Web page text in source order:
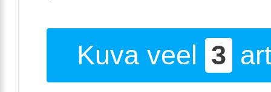
Kuva veel 3